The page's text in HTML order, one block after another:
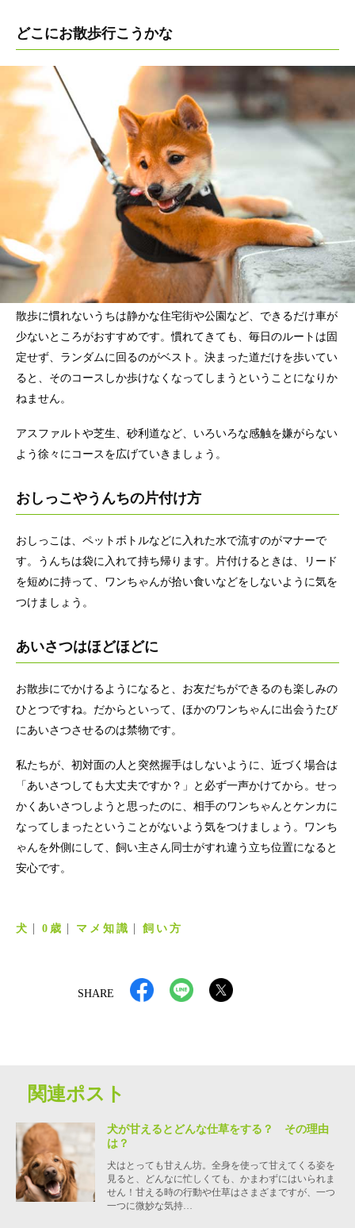
どこにお散歩行こうかな
散歩に慣れないうちは静かな住宅街や公園など、できるだけ車が
少ないところがおすすめです。慣れてきても、毎日のルートは固
定せず、ランダムに回るのがベスト。決まった道だけを歩いてい
ると、そのコースしか歩けなくなってしまうということになりか
ねません。
アスファルトや芝生、砂利道など、いろいろな感触を嫌がらない
よう徐々にコースを広げていきましょう。
おしっこやうんちの片付け方
おしっこは、ペットボトルなどに入れた水で流すのがマナーで
す。うんちは袋に入れて持ち帰ります。片付けるときは、リード
を短めに持って、ワンちゃんが拾い食いなどをしないように気を
つけましょう。
あいさつはほどほどに
お散歩にでかけるようになると、お友だちができるのも楽しみの
ひとつですね。だからといって、ほかのワンちゃんに出会うたび
にあいさつさせるのは禁物です。
私たちが、初対面の人と突然握手はしないように、近づく場合は
「あいさつしても大丈夫ですか？」と必ず一声かけてから。せっ
かくあいさつしようと思ったのに、相手のワンちゃんとケンカに
なってしまったということがないよう気をつけましょう。ワンち
ゃんを外側にして、飼い主さん同士がすれ違う立ち位置になると
安心です。
犬 0歳 マメ知識 飼い方
SHARE
関連ポスト
犬が甘えるとどんな仕草をする？ その理由
は？
犬はとっても甘えん坊。全身を使って甘えてくる姿を
見ると、どんなに忙しくても、かまわずにはいられま
せん！甘える時の行動や仕草はさまざまですが、一つ
一つに微妙な気持…